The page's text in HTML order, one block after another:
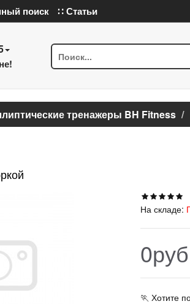
поиск ∷ Статьи
тренажеры BH Fitness
На складе:
🏃‍ Хотите